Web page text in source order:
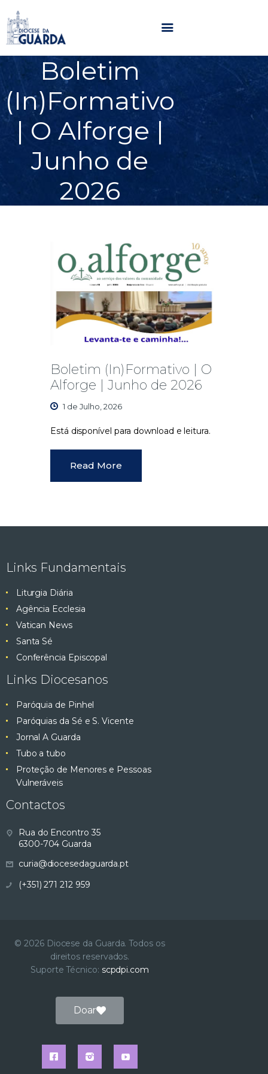
Boletim
(In)Formativo
| O Alforge |
Junho de
2026
HOME
DIOCESE
SECRETARIADOS
PARÓQUIAS
NOTÍCIAS
AGENDA
MULTIMÉDIA
SENTIR COM A IGREJA
Boletim (In)Formativo | O
Alforge | Junho de 2026
1 de Julho, 2026
Está disponível para download e leitura.
Read More
Links Fundamentais
Liturgia Diária
Agência Ecclesia
Vatican News
Santa Sé
Conferência Episcopal
Links Diocesanos
Paróquia de Pinhel
Paróquias da Sé e S. Vicente
Jornal A Guarda
Tubo a tubo
Proteção de Menores e Pessoas
Vulneráveis
Contactos
Rua do Encontro 35
6300-704 Guarda
curia@diocesedaguarda.pt
(+351) 271 212 959
© 2026 Diocese da Guarda. Todos os
direitos reservados.
Suporte Técnico: scpdpi.com
Doar